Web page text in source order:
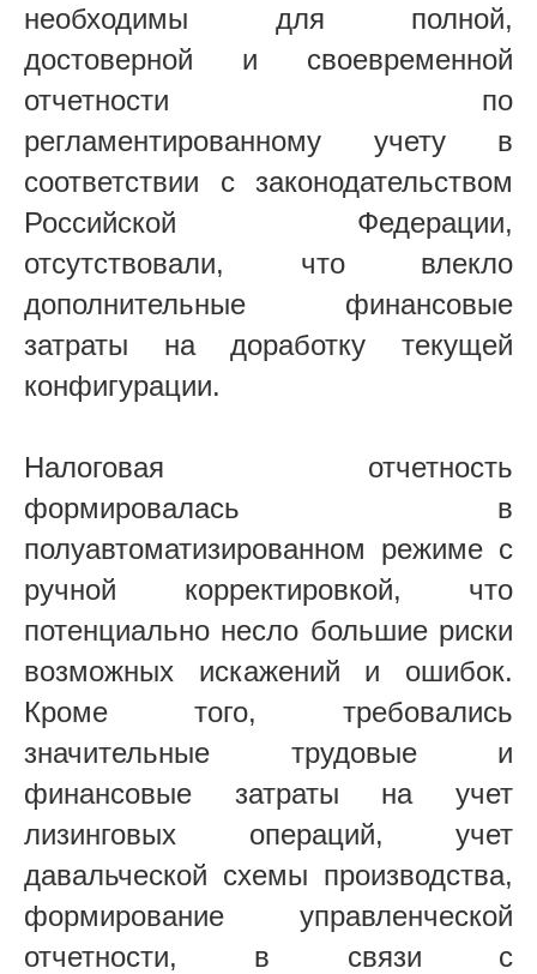
необходимы для полной,
достоверной и своевременной
отчетности по
регламентированному учету в
соответствии с законодательством
Российской Федерации,
отсутствовали, что влекло
дополнительные финансовые
затраты на доработку текущей
конфигурации.
Налоговая отчетность
формировалась в
полуавтоматизированном режиме с
ручной корректировкой, что
потенциально несло большие риски
возможных искажений и ошибок.
Кроме того, требовались
значительные трудовые и
финансовые затраты на учет
лизинговых операций, учет
давальческой схемы производства,
формирование управленческой
отчетности, в связи с